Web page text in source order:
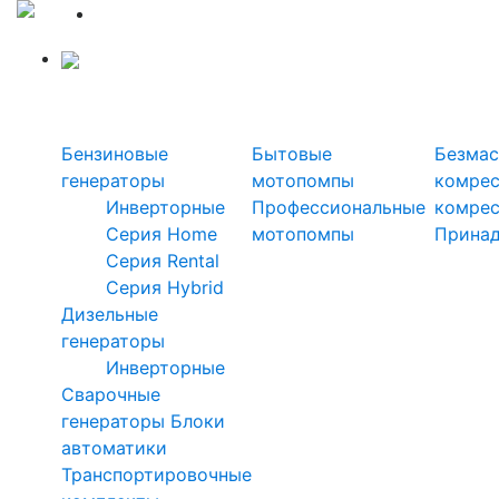
Бензиновые
генераторы
Инверторные
Серия Home
Серия Rental
Серия Hybrid
Дизельные
генераторы
Инверторные
Сварочные
генераторы Блоки
автоматики
Транспортировочные
Бытовые
мотопомпы
Профессиональные
мотопомпы